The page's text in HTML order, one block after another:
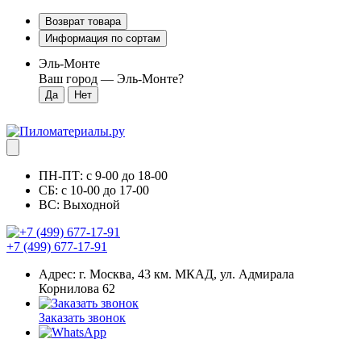
Возврат товара
Информация по сортам
Эль-Монте
Ваш город — Эль-Монте?
ПН-ПТ: с 9-00 до 18-00
СБ: с 10-00 до 17-00
ВС: Выходной
+7 (499) 677-17-91
Адрес: г. Москва, 43 км. МКАД, ул. Адмирала
Корнилова 62
Заказать звонок